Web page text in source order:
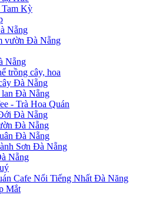
Tam Kỳ
Nẵng
vườn Đà Nẵng
Nẵng
trồng cây, hoa
Đà Nẵng
Đà Nẵng
- Trà Hoa Quán
Đà Nẵng
Đà Nẵng
Đà Nẵng
Sơn Đà Nẵng
Nẵng
Cafe Nổi Tiếng Nhất Đà Năng
Mắt